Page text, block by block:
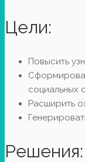
Цели:
Повысить
социальных
Расширить
Решения: